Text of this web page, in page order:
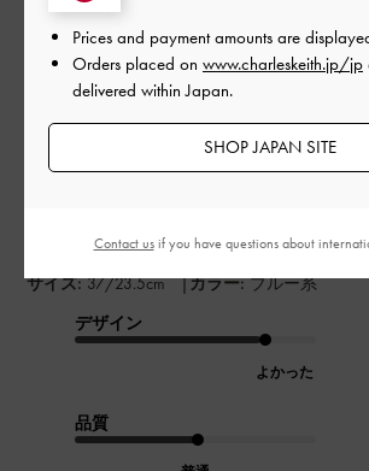
ご利用者様
最高
軽くて可愛行くて歩きやすい
サイズ: 37/23.5cm |カラー: ブルー系
デザイン
よかった
品質
Prices and payment amounts are
Orders placed on www.charleskeith.jp/jp
delivered within Japan.
SHOP JAPAN SITE
Contact usif you have questions about